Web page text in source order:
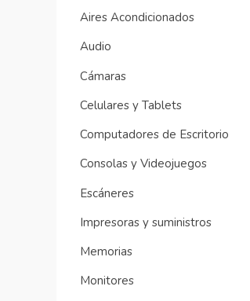
Aires Acondicionados
Audio
Cámaras
Celulares y Tablets
Computadores de Escritorio
Consolas y Videojuegos
Escáneres
Impresoras y suministros
Memorias
Monitores